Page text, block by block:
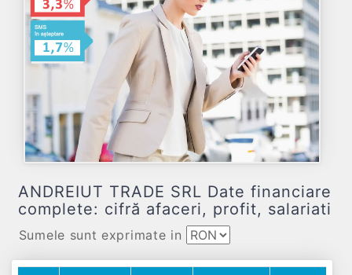
ANDREIUT TRADE SRL Date financiare
complete: cifră afaceri, profit, salariati
Sumele sunt exprimate in